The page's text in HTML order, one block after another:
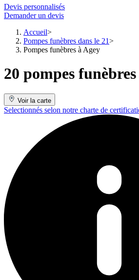
Devis personnalisés
Demander un devis
Accueil
Pompes funèbres dans le 21
Pompes funèbres à Agey
20 pompes
Voir la carte
Selectionnés selon notre charte de